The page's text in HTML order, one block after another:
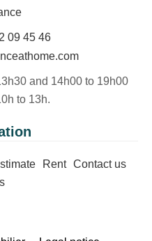
09 45 46
and 14h00 to 19h00
to 13h.
Rent
Contact us